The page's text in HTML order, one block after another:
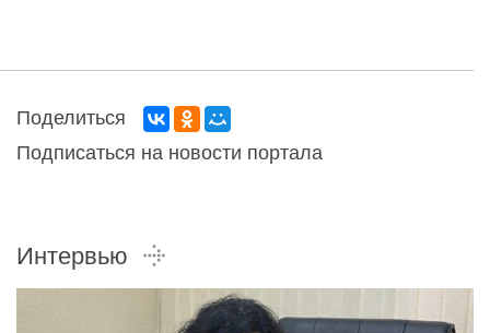
Поделиться
Подписаться на новости портала
Интервью